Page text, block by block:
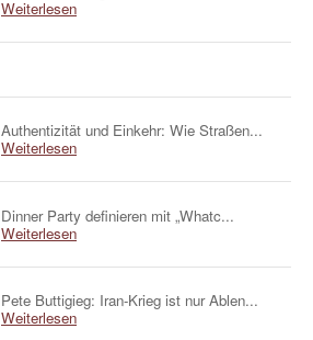
Weiterlesen
Authentizität und Einkehr: Wie Straßen...
Weiterlesen
Dinner Party definieren mit „Whatc...
Weiterlesen
Pete Buttigieg: Iran-Krieg ist nur Ablen...
Weiterlesen